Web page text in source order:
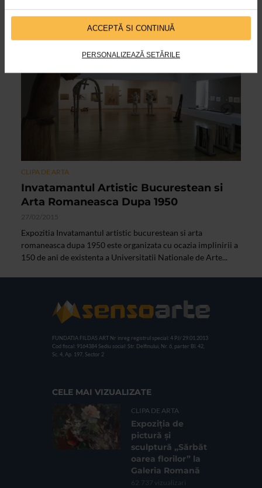
ACCEPTĂ SI CONTINUĂ
PERSONALIZEAZĂ SETĂRILE
Academia Romana, Catena pentru arta, Centrul...
CLIPA DE ARTA
Invatamantul Artistic Bucurestean si
Arta Romaneasca Dupa 1950
27/02/2015
Expozitia Invatamantul artistic bucurestean si arta
romaneasca dupa 1950 este organizata cu ocazia implinirii a
150 de ani de existenta a Universitatii Nationale de Arte...
FUNDATIA FILDAS ART Nr inreg registrul special: 4 PJ/ 29.01.2013
Cod fiscal: 9164384 Sediu social: Str. Delfinului, Nr. 6, parter Bl. 42,
Sc. 4, Ap. 197, Sector 2
CELE MAI VIZUALIZATE
CLIPA DE ARTA
Expoziția de
pictură și
sculptură „Sărbăt
oarea florilor” la
Galeria Romană
62.737 vizualizari